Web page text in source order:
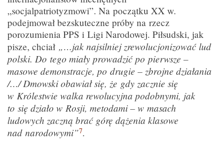
„socjalpatriotyzmowi”. Na początku XX w.
podejmował bezskuteczne próby na rzecz
porozumienia PPS i Ligi Narodowej. Piłsudski, jak
pisze, chciał „…jak najsilniej zrewolucjonizować lud
polski. Do tego miały prowadzić po pierwsze –
masowe demonstracje, po drugie – zbrojne działania
/…/ Dmowski obawiał się, że gdy zacznie się
w Królestwie walka rewolucyjna podobnymi, jak
to się działo w Rosji, metodami – w masach
ludowych zaczną brać górę dążenia klasowe
nad narodowymi”7.